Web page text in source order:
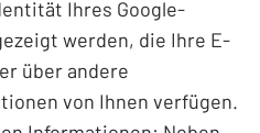
Ihres Google-
werden, die Ihre E-
über andere
von Ihnen verfügen.